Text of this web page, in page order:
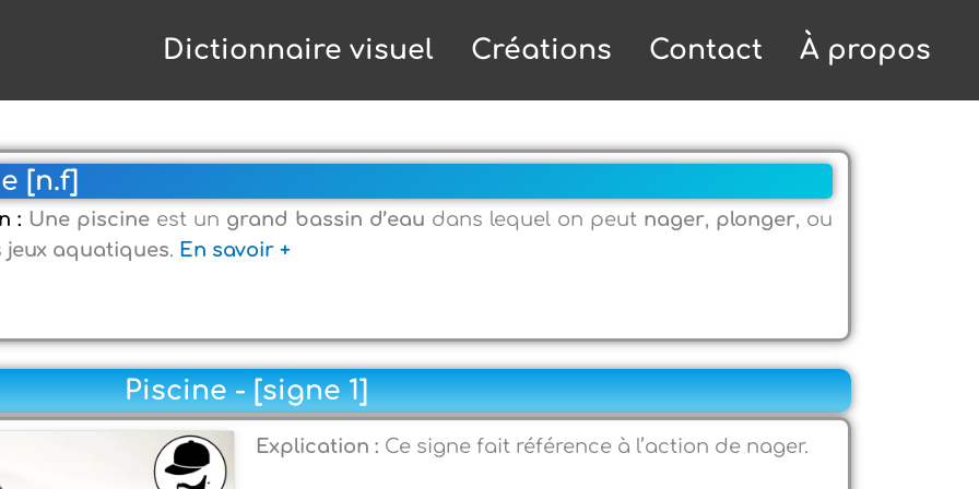
Dictionnaire visuel Créations Contact À propos
[n.f]
: Une piscine est un grand bassin d’eau dans lequel on peut nager, plonger, ou
jeux aquatiques. En savoir +
Piscine - [signe 1]
Explication : Ce signe fait référence à l’action de nager.